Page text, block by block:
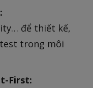
để thiết kế,
trong môi
First: